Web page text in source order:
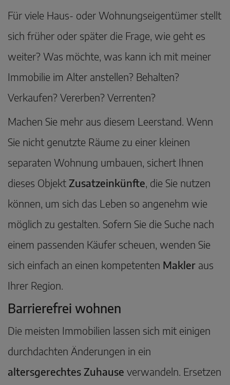
Für viele Haus- oder Wohnungseigentümer stellt
sich früher oder später die Frage, wie geht es
weiter? Was möchte, was kann ich mit meiner
Immobilie im Alter anstellen? Behalten?
Verkaufen? Vererben? Verrenten?
Machen Sie mehr aus diesem Leerstand. Wenn
Sie nicht genutzte Räume zu einer kleinen
separaten Wohnung umbauen, sichert Ihnen
dieses Objekt Zusatzeinkünfte, die Sie nutzen
können, um sich das Leben so angenehm wie
möglich zu gestalten. Sofern Sie die Suche nach
einem passenden Käufer scheuen, wenden Sie
sich einfach an einen kompetenten Makler aus
Ihrer Region.
Barrierefrei wohnen
Die meisten Immobilien lassen sich mit einigen
durchdachten Änderungen in ein
altersgerechtes Zuhause verwandeln. Ersetzen